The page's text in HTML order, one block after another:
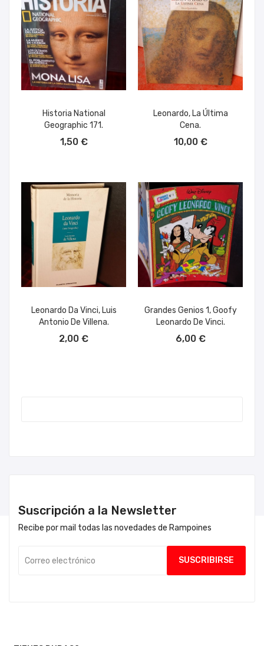
Historia National
Geographic 171.
1,50 €
Leonardo, La Última
Cena.
10,00 €
Leonardo Da Vinci, Luis
Antonio De Villena.
2,00 €
Grandes Genios 1, Goofy
Leonardo De Vinci.
6,00 €
Suscripción a la Newsletter
Recibe por mail todas las novedades de Rampoines